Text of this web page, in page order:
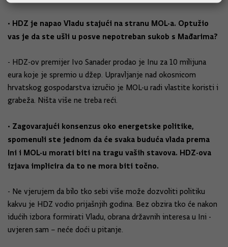
• HDZ je napao Vladu stajući na stranu MOL-a. Optužio
vas je da ste ušli u posve nepotreban sukob s Mađarima?
- HDZ-ov premijer Ivo Sanader prodao je Inu za 10 milijuna
eura koje je spremio u džep. Upravljanje nad okosnicom
hrvatskog gospodarstva izručio je MOL-u radi vlastite koristi i
grabeža. Ništa više ne treba reći.
• Zagovarajući konsenzus oko energetske politike,
spomenuli ste jednom da će svaka buduća vlada prema
Ini i MOL-u morati biti na tragu vaših stavova. HDZ-ova
izjava implicira da to ne mora biti točno.
- Ne vjerujem da bilo tko sebi više može dozvoliti politiku
kakvu je HDZ vodio prijašnjih godina. Bez obzira tko će nakon
idućih izbora formirati Vladu, obrana državnih interesa u Ini -
uvjeren sam – neće doći u pitanje.